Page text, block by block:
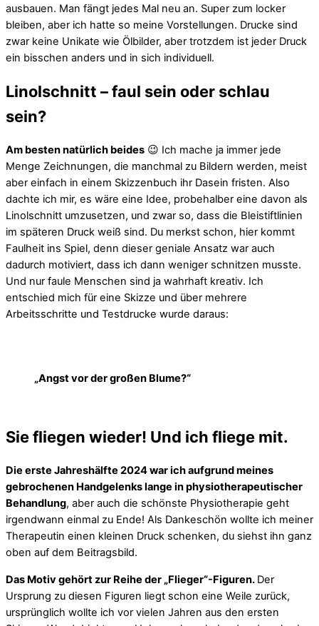
ausbauen. Man fängt jedes Mal neu an. Super zum locker
bleiben, aber ich hatte so meine Vorstellungen. Drucke sind
zwar keine Unikate wie Ölbilder, aber trotzdem ist jeder Druck
ein bisschen anders und in sich individuell.
Linolschnitt – faul sein oder schlau
sein?
Am besten natürlich beides 😉 Ich mache ja immer jede
Menge Zeichnungen, die manchmal zu Bildern werden, meist
aber einfach in einem Skizzenbuch ihr Dasein fristen. Also
dachte ich mir, es wäre eine Idee, probehalber eine davon als
Linolschnitt umzusetzen, und zwar so, dass die Bleistiftlinien
im späteren Druck weiß sind. Du merkst schon, hier kommt
Faulheit ins Spiel, denn dieser geniale Ansatz war auch
dadurch motiviert, dass ich dann weniger schnitzen musste.
Und nur faule Menschen sind ja wahrhaft kreativ. Ich
entschied mich für eine Skizze und über mehrere
Arbeitsschritte und Testdrucke wurde daraus:
„Angst vor der großen Blume?“
Sie fliegen wieder! Und ich fliege mit.
Die erste Jahreshälfte 2024 war ich aufgrund meines
gebrochenen Handgelenks lange in physiotherapeutischer
Behandlung, aber auch die schönste Physiotherapie geht
irgendwann einmal zu Ende! Als Dankeschön wollte ich meiner
Therapeutin einen kleinen Druck schenken, du siehst ihn ganz
oben auf dem Beitragsbild.
Das Motiv gehört zur Reihe der „Flieger“-Figuren. Der
Ursprung zu diesen Figuren liegt schon eine Weile zurück,
ursprünglich wollte ich vor vielen Jahren aus den ersten